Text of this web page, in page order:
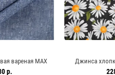
вареная MAX
с люрексом MM
р.
Джинса
Ромашки на